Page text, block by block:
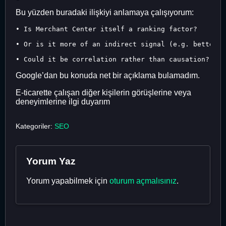
Bu yüzden buradaki ilişkiyi anlamaya çalışıyorum:
• Is Merchant Center itself a ranking factor?
• Or is it more of an indirect signal (e.g. better
Google’dan bu konuda net bir açıklama bulamadım.
E-ticarette çalışan diğer kişilerin görüşlerine veya
deneyimlerine ilgi duyarım
Kategoriler: SEO
Yorum Yaz
Yorum yapabilmek için oturum açmalısınız.